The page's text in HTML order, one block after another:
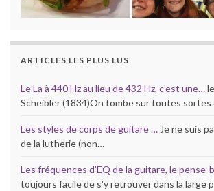
ARTICLES LES PLUS LUS
Le La à 440 Hz au lieu de 432 Hz, c’est une…
Scheibler (1834)On tombe sur toutes
Les styles de corps de guitare …Je ne suis
de la lutherie (non…
Les fréquences d’EQ de la guitare, le pense-
toujours facile de s'y retrouver dans la large